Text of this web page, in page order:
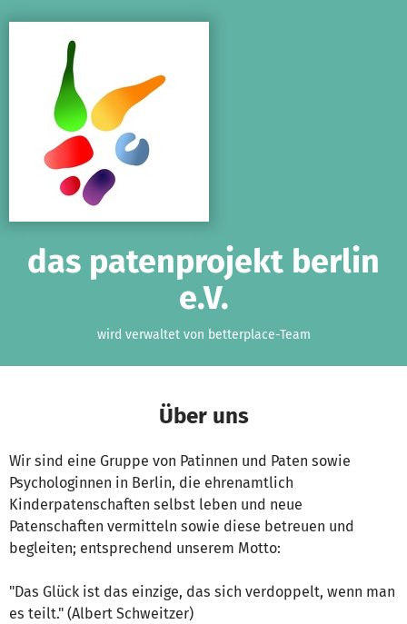
das patenprojekt berlin
e.V.
wird verwaltet von betterplace-Team
Über uns
Wir sind eine Gruppe von Patinnen und Paten sowie
Psychologinnen in Berlin, die ehrenamtlich
Kinderpatenschaften selbst leben und neue
Patenschaften vermitteln sowie diese betreuen und
begleiten; entsprechend unserem Motto:
"Das Glück ist das einzige, das sich verdoppelt, wenn man
es teilt." (Albert Schweitzer)